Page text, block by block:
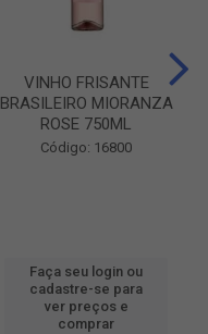
VINHO FRISANTE
BRASILEIRO MIORANZA
ROSE 750ML
Código: 16800
Faça seu login ou
cadastre-se para
ver preços e
comprar